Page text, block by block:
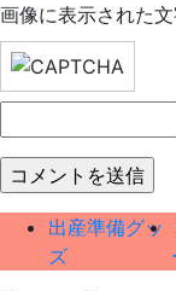
画像に表示された
出産準備グッ
ズ